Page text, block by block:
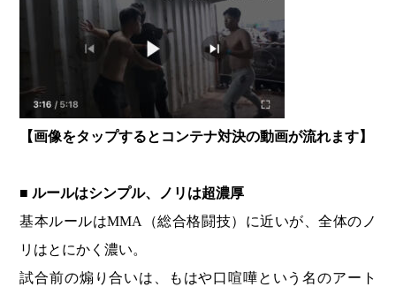
【画像をタップするとコンテナ対決の動画が流れます】
■ ルールはシンプル、ノリは超濃厚
基本ルールはMMA（総合格闘技）に近いが、全体のノ
リはとにかく濃い。
試合前の煽り合いは、もはや口喧嘩という名のアート